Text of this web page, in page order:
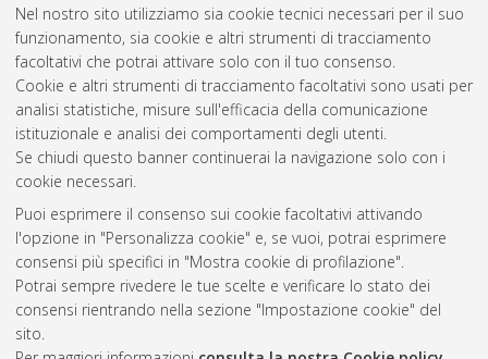
Nel nostro sito utilizziamo sia cookie tecnici necessari per il suo
funzionamento, sia cookie e altri strumenti di tracciamento
facoltativi che potrai attivare solo con il tuo consenso.
Cookie e altri strumenti di tracciamento facoltativi sono usati per
analisi statistiche, misure sull'efficacia della comunicazione
istituzionale e analisi dei comportamenti degli utenti.
Se chiudi questo banner continuerai la navigazione solo con i
cookie necessari.
Puoi esprimere il consenso sui cookie facoltativi attivando
l'opzione in "Personalizza cookie" e, se vuoi, potrai esprimere
consensi più specifici in "Mostra cookie di profilazione".
Potrai sempre rivedere le tue scelte e verificare lo stato dei
consensi rientrando nella sezione "Impostazione cookie" del
sito.
2015(5)
2014(6)
2013 (3)
2012(5)
2011(3)
2010(3)
Atom
Rss 1.0
Rss 2.0